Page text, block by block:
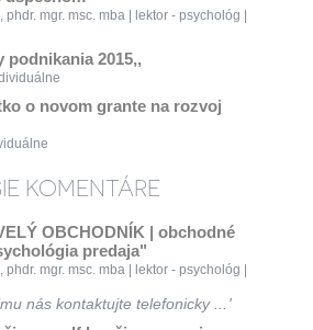
mgr. msc. mba | lektor - psychológ |
podnikania 2015,,
o novom grante na rozvoj
KOMENTÁRE
OBCHODNÍK | obchodné
predaja"
mgr. msc. mba | lektor - psychológ |
nás kontaktujte telefonicky ...